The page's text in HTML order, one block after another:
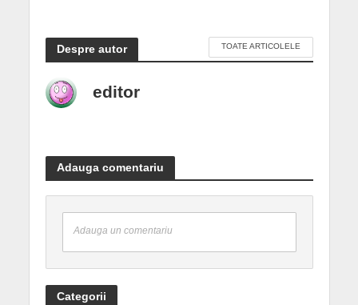
Despre autor TOATE ARTICOLELE
editor
Adauga comentariu
Adauga un comentariu
Categorii